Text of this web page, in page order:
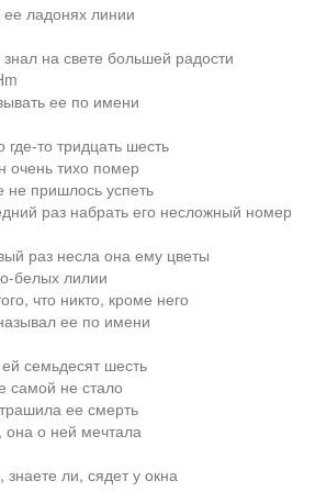
ее ладонях линии
на свете большей радости
ее по имени
где-то тридцать шесть
очень тихо помер
не пришлось успеть
раз набрать его несложный номер
раз несла она ему цветы
белых лилии
что никто, кроме него
ее по имени
семьдесят шесть
самой не стало
ее смерть
она о ней мечтала
знаете ли, сядет у окна